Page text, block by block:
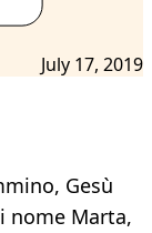
July 17, 2019
Gesù
nome Marta,